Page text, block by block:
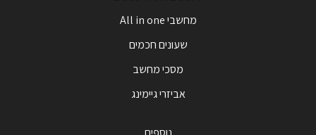
מחשבי All in one
שעונים חכמים
מסכי מחשב
אביזרי גיימינג